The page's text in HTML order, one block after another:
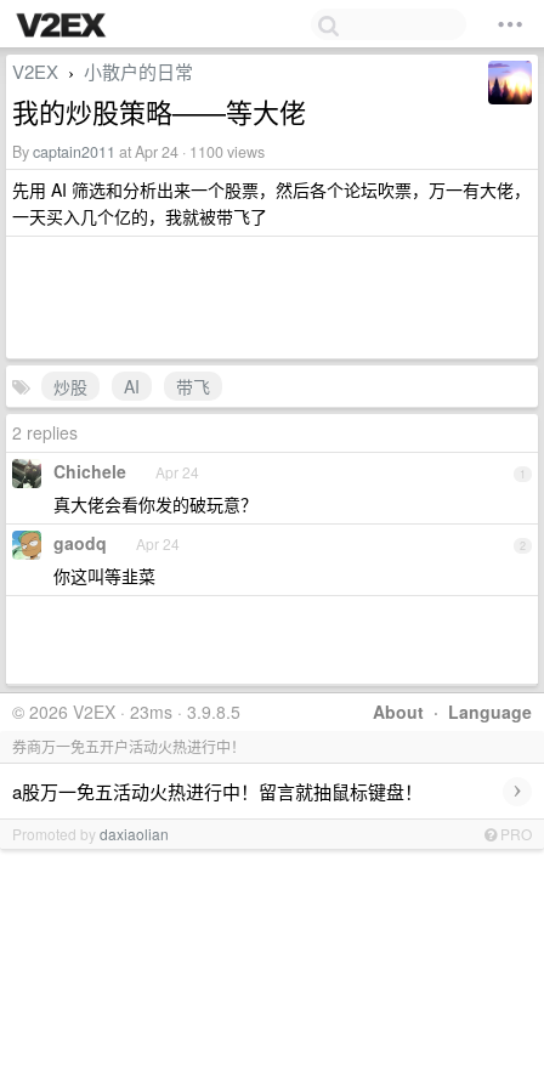
V2EX › 小散户的日常
我的炒股策略——等大佬
Bycaptain2011 at Apr 24 · 1100 views
先用 AI 筛选和分析出来一个股票，然后各个论坛吹票，万一有大佬，
一天买入几个亿的，我就被带飞了
炒股 AI
带飞
2 replies
1
Chichele Apr 24
真大佬会看你发的破玩意？
2
gaodq Apr 24
你这叫等韭菜
About · Language
© 2026 V2EX · 23ms · 3.9.8.5
券商万一免五开户活动火热进行中！
a股万一免五活动火热进行中！留言就抽鼠标键盘！ ›
Promoted bydaxiaolian PRO